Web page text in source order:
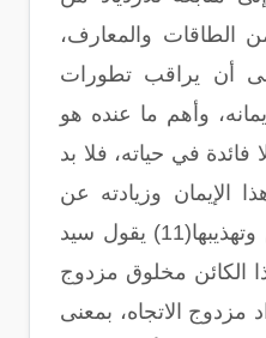
الطاقات والمعارف،
أن يراقب تطورات
وأهم ما عنده هو
فائدة في حياته، فلا بد
الإيمان وزيادته عن
طريق تزكية هذه النفس وتهذيبها(11) يقول سيد
الكائن مخلوق مزدوج
مزدوج الاتجاه، بمعنى